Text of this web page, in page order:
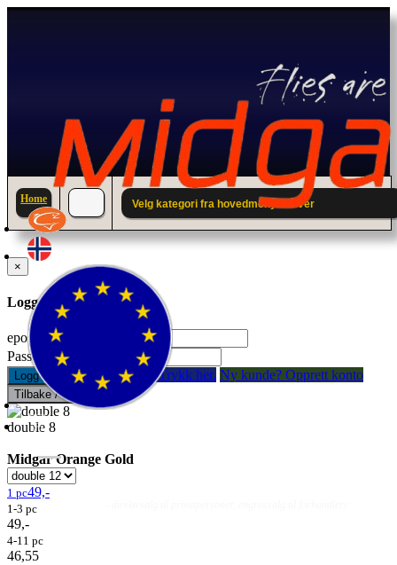
Fluer
Home Velg kategori fra hovedmenyen over
×
Logg inn til din konto.
epostadresse:
Passord:
Logg inn Glemt passord? Trykk her. Ny kunde? Opprett konto
Tilbake / Lukk
double 8
Midgar Orange Gold
1 pc49,-
1-3 pc
49,-
4-11 pc
46,55